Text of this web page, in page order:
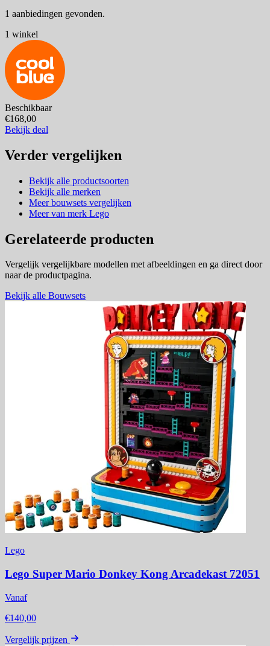
1 aanbiedingen gevonden.
1 winkel
Beschikbaar
€168,00
Bekijk deal
Verder vergelijken
Bekijk alle productsoorten
Bekijk alle merken
Meer bouwsets vergelijken
Meer van merk Lego
Gerelateerde producten
Vergelijk vergelijkbare modellen met afbeeldingen en ga direct door
naar de productpagina.
Bekijk alle Bouwsets
Lego
Lego Super Mario Donkey Kong Arcadekast 72051
Vanaf
€140,00
Vergelijk prijzen